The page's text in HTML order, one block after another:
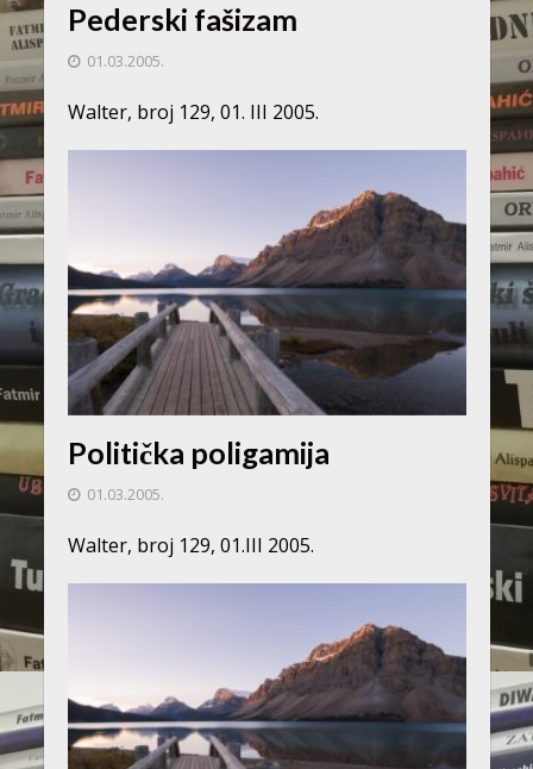
Pederski fašizam
01.03.2005.
Walter, broj 129, 01. III 2005.
Politička poligamija
01.03.2005.
Walter, broj 129, 01.III 2005.